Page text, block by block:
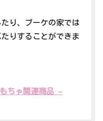
り、ブーケの家では
りすることができま
ちゃ関連商品 –